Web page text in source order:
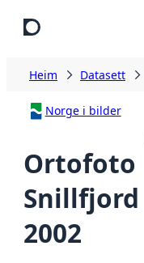
Heim Datasett
Norge i bilder
Ortofoto
Snillfjord
2002